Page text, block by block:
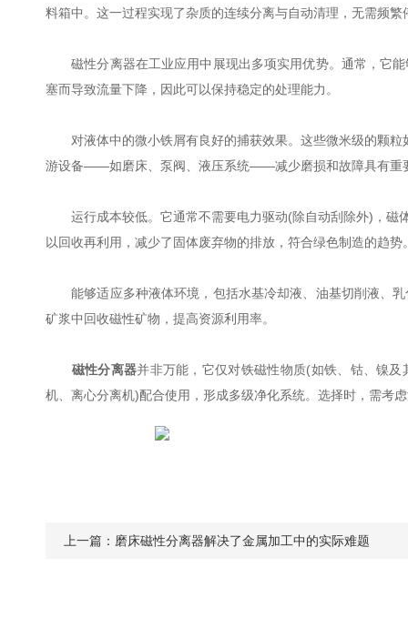
料箱中。这一过程实现了杂质的连续分离与自动清理，无需频
磁性分离器在工业应用中展现出多项实用优势。通常，它能
塞而导致流量下降，因此可以保持稳定的处理能力。
对液体中的微小铁屑有良好的捕获效果。这些微米级的颗粒
游设备——如磨床、泵阀、液压系统——减少磨损和故障具有重
运行成本较低。它通常不需要电力驱动(除自动刮除外)，磁
以回收再利用，减少了固体废弃物的排放，符合绿色制造的趋势
能够适应多种液体环境，包括水基冷却液、油基切削液、乳
矿浆中回收磁性矿物，提高资源利用率。
磁性分离器并非万能，它仅对铁磁性物质(如铁、钴、镍
机、离心分离机)配合使用，形成多级净化系统。选择时，需考
上一篇： 磨床磁性分离器解决了金属加工中的实际难题